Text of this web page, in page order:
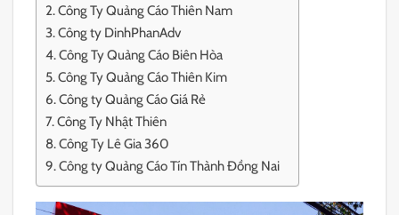
Công Ty Quảng Cáo Thiên Nam
Công ty DinhPhanAdv
Công Ty Quảng Cáo Biên Hòa
Công Ty Quảng Cáo Thiên Kim
Công ty Quảng Cáo Giá Rẻ
Công Ty Nhật Thiên
Công Ty Lê Gia 360
Công ty Quảng Cáo Tín Thành Đồng Nai